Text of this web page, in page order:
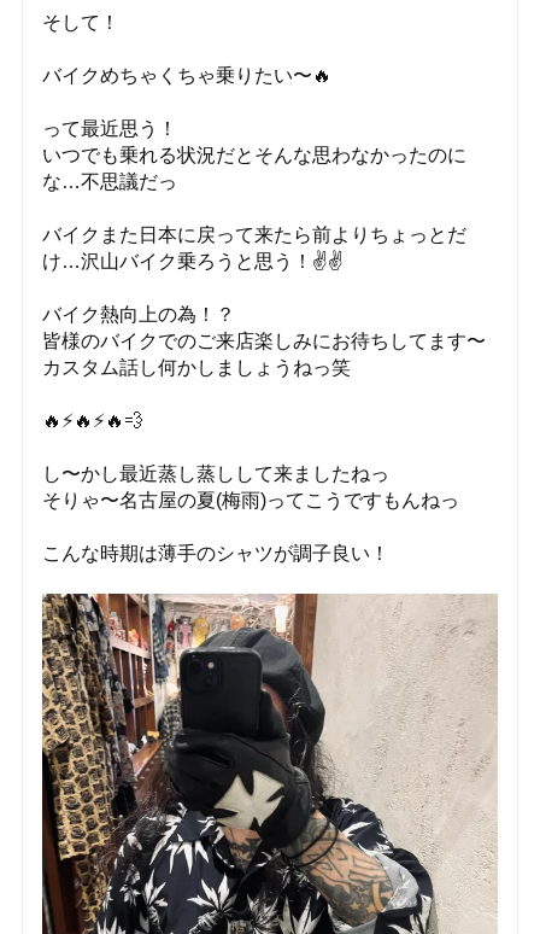
そして！
バイクめちゃくちゃ乗りたい〜🔥
って最近思う！
いつでも乗れる状況だとそんな思わなかったのに
な…不思議だっ
バイクまた日本に戻って来たら前よりちょっとだ
け…沢山バイク乗ろうと思う！✌️✌️
バイク熱向上の為！？
皆様のバイクでのご来店楽しみにお待ちしてます〜
カスタム話し何かしましょうねっ笑
🔥⚡️🔥⚡️🔥💨
し〜かし最近蒸し蒸しして来ましたねっ
そりゃ〜名古屋の夏(梅雨)ってこうですもんねっ
こんな時期は薄手のシャツが調子良い！